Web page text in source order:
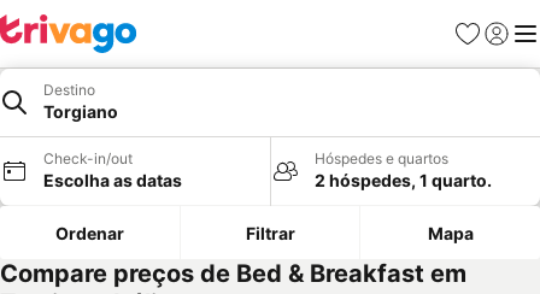
Favoritos
Iniciar
Destino
Torgiano
Check-in/out
Escolha as datas
Hóspedes e quartos
2 hóspedes, 1 quarto.
Ordenar Filtrar Mapa
Compare preços de Bed & Breakfast em